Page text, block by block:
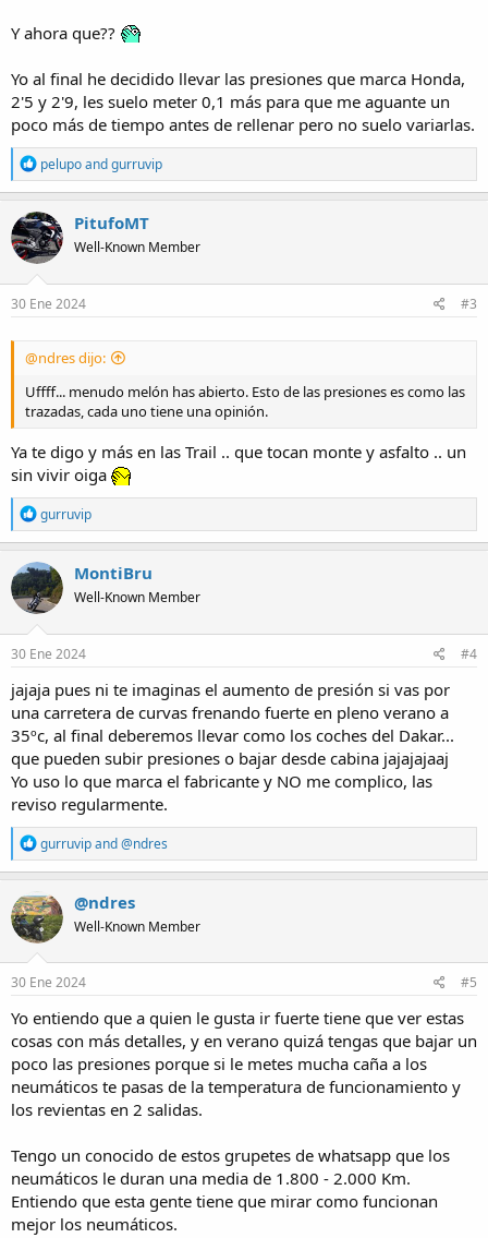
Y ahora que??
Yo al final he decidido llevar las presiones que marca Honda,
2'5 y 2'9, les suelo meter 0,1 más para que me aguante un
poco más de tiempo antes de rellenar pero no suelo variarlas.
R
e
a
c
t
i
o
n
s
pelupoandgurruvip
PitufoMT
Well-Known Member
30 Ene 2024 #3
@ndres dijo:
Uffff... menudo melón has abierto. Esto de las presiones es como las
trazadas, cada uno tiene una opinión.
Ya te digo y más en las Trail .. que tocan monte y asfalto .. un
sin vivir oiga
R
e
a
c
t
i
o
n
s
gurruvip
MontiBru
Well-Known Member
30 Ene 2024 #4
jajaja pues ni te imaginas el aumento de presión si vas por
una carretera de curvas frenando fuerte en pleno verano a
35ºc, al final deberemos llevar como los coches del Dakar...
que pueden subir presiones o bajar desde cabina jajajajaaj
Yo uso lo que marca el fabricante y NO me complico, las
reviso regularmente.
R
e
a
c
t
i
o
n
s
gurruvipand@ndres
@ndres
Well-Known Member
30 Ene 2024 #5
Yo entiendo que a quien le gusta ir fuerte tiene que ver estas
cosas con más detalles, y en verano quizá tengas que bajar un
poco las presiones porque si le metes mucha caña a los
neumáticos te pasas de la temperatura de funcionamiento y
los revientas en 2 salidas.
Tengo un conocido de estos grupetes de whatsapp que los
neumáticos le duran una media de 1.800 - 2.000 Km.
Entiendo que esta gente tiene que mirar como funcionan
mejor los neumáticos.